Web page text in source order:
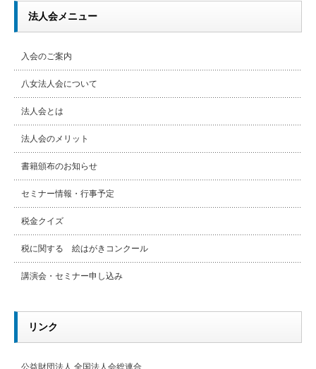
法人会メニュー
入会のご案内
八女法人会について
法人会とは
法人会のメリット
書籍頒布のお知らせ
セミナー情報・行事予定
税金クイズ
税に関する 絵はがきコンクール
講演会・セミナー申し込み
リンク
公益財団法人 全国法人会総連合